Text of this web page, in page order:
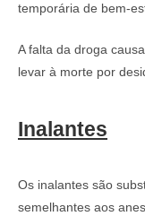
temporária de bem-
A falta da droga
levar à morte por
Inalantes
Os inalantes são
semelhantes aos